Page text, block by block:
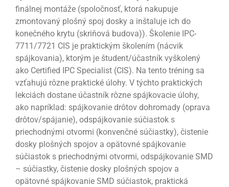
finálnej montáže (spoločnosť, ktorá nakupuje
zmontovaný plošný spoj dosky a inštaluje ich do
konečného krytu (skriňová budova)). Školenie IPC-
7711/7721 CIS je praktickým školením (nácvik
spájkovania), ktorým je študent/účastník vyškolený
ako Certified IPC Specialist (CIS). Na tento tréning sa
vzťahujú rôzne praktické úlohy. V týchto praktických
lekciách dostane účastník rôzne spájkovacie úlohy,
ako napríklad: spájkovanie drôtov dohromady (oprava
drôtov/spájanie), odspájkovanie súčiastok s
priechodnými otvormi (konvenčné súčiastky), čistenie
dosky plošných spojov a opätovné spájkovanie
súčiastok s priechodnými otvormi, odspájkovanie SMD
– súčiastky, čistenie dosky plošných spojov a
opätovné spájkovanie SMD súčiastok, praktická